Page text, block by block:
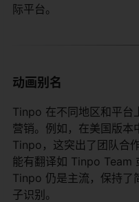
际平台。
动画别名
Tinpo 在不同地区和平台
营销。例如，在美国版本
Tinpo，这突出了团队合
能有翻译如 Tinpo Team
Tinpo 仍是主流，保持了
子识别。